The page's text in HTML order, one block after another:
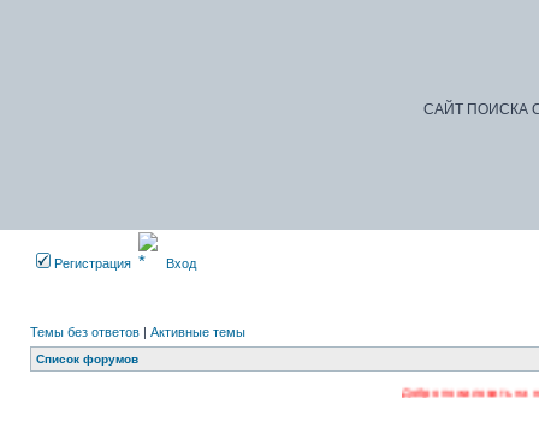
САЙТ ПОИСКА
Регистрация Вход
Темы без ответов | Активные темы
Список форумов
Добро пожаловать на наш форум.